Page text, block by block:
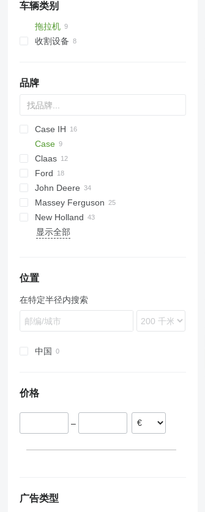
车辆类别
拖拉机
轮式拖拉机
收割设备
品牌
Case IH
5120
5140
CVX
Farmall
MXU
Magnum
Maxxum
Case
Claas
Ares
Arion
Ford
2000
3000
4000
5000
6640
7610
7710
8210
Major
John Deere
6M
6R
2140
6215
6910
8345 R
F-series
M-series
Massey Ferguson
35
40
3060
5611
5612
6260
MC
X-series
New Holland
T-series
Ares
S-series
显示全部
位置
在特定半径内搜索
中国
价格
–
广告类型